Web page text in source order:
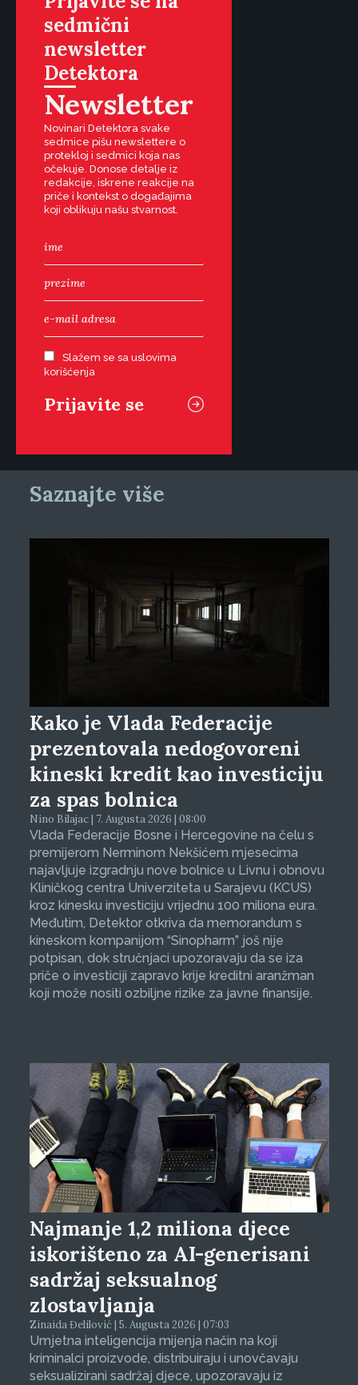
sedmični
newsletter
Detektora
Newsletter
Novinari Detektora svake
sedmice pišu newslettere o
protekloj i sedmici koja nas
očekuje. Donose detalje iz
redakcije, iskrene reakcije na
priče i kontekst o događajima
koji oblikuju našu stvarnost.
Slažem se sa uslovima
korišćenja
Saznajte više
Kako je Vlada Federacije
prezentovala nedogovoreni
kineski kredit kao investiciju
za spas bolnica
Nino Bilajac | 7. Augusta 2026 | 08:00
Vlada Federacije Bosne i Hercegovine na čelu s
premijerom Nerminom Nekšićem mjesecima
najavljuje izgradnju nove bolnice u Livnu i obnovu
Kliničkog centra Univerziteta u Sarajevu (KCUS)
kroz kinesku investiciju vrijednu 100 miliona eura.
Međutim, Detektor otkriva da memorandum s
kineskom kompanijom “Sinopharm” još nije
potpisan, dok stručnjaci upozoravaju da se iza
priče o investiciji zapravo krije kreditni aranžman
koji može nositi ozbiljne rizike za javne finansije.
Najmanje 1,2 miliona djece
iskorišteno za AI-generisani
sadržaj seksualnog
zlostavljanja
Zinaida Đelilović | 5. Augusta 2026 | 07:03
Umjetna inteligencija mijenja način na koji
kriminalci proizvode, distribuiraju i unovčavaju
seksualizirani sadržaj djece, upozoravaju iz